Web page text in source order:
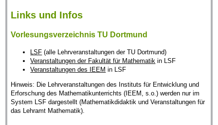
Links und Infos
Vorlesungsverzeichnis TU Dortmund
LSF (alle Lehrveranstaltungen der TU Dortmund)
Veranstaltungen der Fakultät für Mathematik in LSF
Veranstaltungen des IEEM in LSF
Hinweis: Die Lehrveranstaltungen des Instituts für Entwicklung und
Erforschung des Mathematikunterrichts (IEEM, s.o.) werden nur im
System LSF dargestellt (Mathematikdidaktik und Veranstaltungen für
das Lehramt Mathematik).